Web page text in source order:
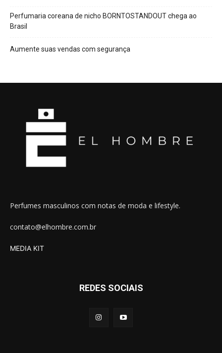
Perfumaria coreana de nicho BORNTOSTANDOUT chega ao
Brasil
Aumente suas vendas com segurança
Perfumes masculinos com notas de moda e lifestyle.
contato@elhombre.com.br
MEDIA KIT
REDES SOCIAIS